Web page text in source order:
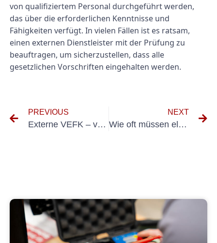
von qualifiziertem Personal durchgeführt werden,
das über die erforderlichen Kenntnisse und
Fähigkeiten verfügt. In vielen Fällen ist es ratsam,
einen externen Dienstleister mit der Prüfung zu
beauftragen, um sicherzustellen, dass alle
gesetzlichen Vorschriften eingehalten werden.
PREVIOUS
Externe VEFK – verantwortliche Elektrofachkraft Nachhilfe
NEXT
Wie oft müssen elektrische Betriebsmittel einer UVV-Prüfung unterzogen werden?